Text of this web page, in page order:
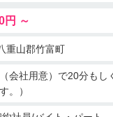
皆さんのプライベート
すので、いろいろな方
ーです。 西表島では
！
円 ～
重山郡竹富町
会社用意）で20分もし
。）